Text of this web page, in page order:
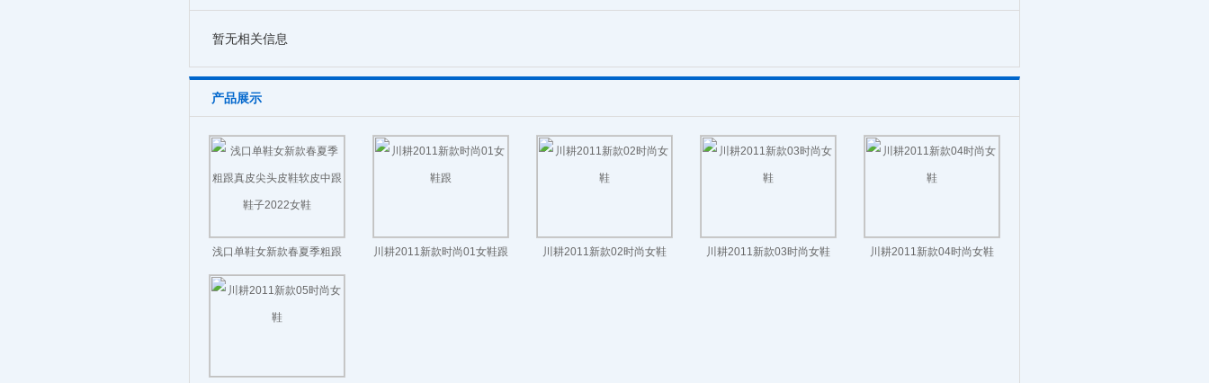
暂无相关信息
产品展示
浅口单鞋女新款春夏季粗跟
真皮尖头皮鞋软皮中跟鞋子
川耕2011新款时尚01女鞋跟 川耕2011新款02时尚女鞋 川耕2011新款03时尚女鞋 川耕2011新款04时尚女鞋